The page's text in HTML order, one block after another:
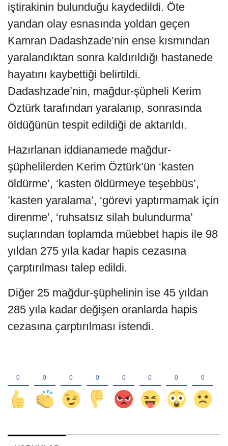
iştirakinin bulunduğu kaydedildi. Öte
yandan olay esnasında yoldan geçen
Kamran Dadashzade’nin ense kısmından
yaralandıktan sonra kaldırıldığı hastanede
hayatını kaybettiği belirtildi.
Dadashzade’nin, mağdur-şüpheli Kerim
Öztürk tarafından yaralanıp, sonrasında
öldüğünün tespit edildiği de aktarıldı.
Hazırlanan iddianamede mağdur-
şüphelilerden Kerim Öztürk’ün ‘kasten
öldürme’, ‘kasten öldürmeye teşebbüs’,
’kasten yaralama’, ‘görevi yaptırmamak için
direnme’, ‘ruhsatsız silah bulundurma’
suçlarından toplamda müebbet hapis ile 98
yıldan 275 yıla kadar hapis cezasına
çarptırılması talep edildi.
Diğer 25 mağdur-şüphelinin ise 45 yıldan
285 yıla kadar değişen oranlarda hapis
cezasına çarptırılması istendi.